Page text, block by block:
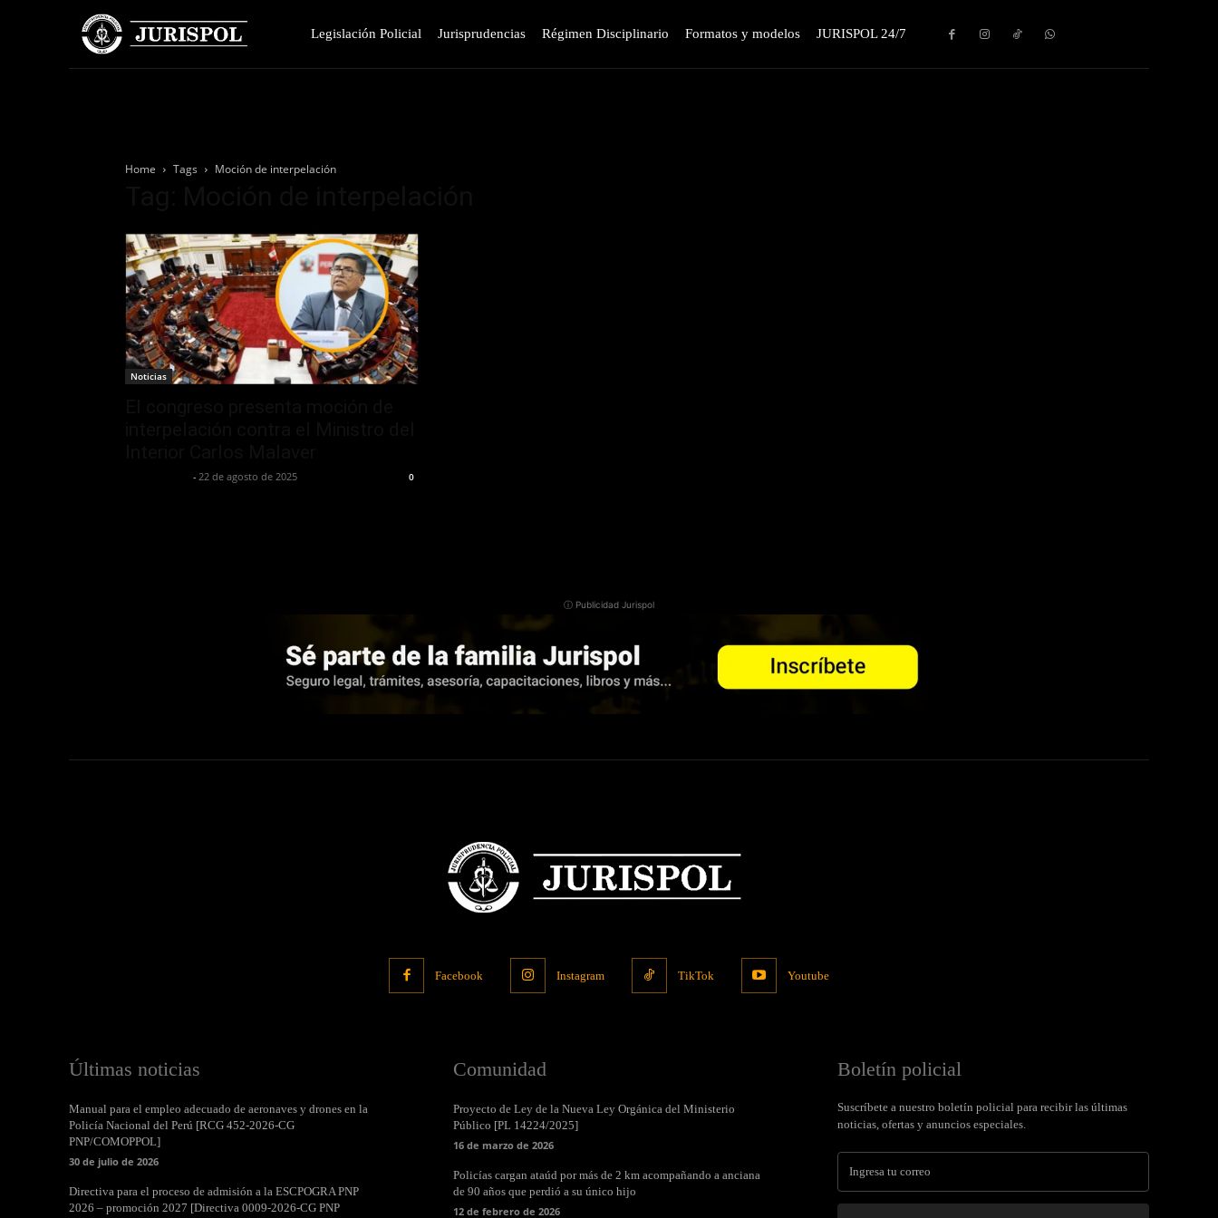
Legislación Policial Jurisprudencias Régimen Disciplinario Formatos y modelos JURISPOL 24/7
Home Tags Moción de interpelación
Noticias
- 22 de agosto de 2025 0
ⓘ Publicidad Jurispol
Facebook Instagram TikTok Youtube
Últimas noticias
Manual para el empleo adecuado de aeronaves y drones en la
Policía Nacional del Perú [RCG 452-2026-CG
PNP/COMOPPOL]
30 de julio de 2026
Directiva para el proceso de admisión a la ESCPOGRA PNP
2026 – promoción 2027 [Directiva 0009-2026-CG PNP
Comunidad
Proyecto de Ley de la Nueva Ley Orgánica del Ministerio
Público [PL 14224/2025]
16 de marzo de 2026
Policías cargan ataúd por más de 2 km acompañando a anciana
de 90 años que perdió a su único hijo
12 de febrero de 2026
Boletín policial
Suscríbete a nuestro boletín policial para recibir las últimas
noticias, ofertas y anuncios especiales.